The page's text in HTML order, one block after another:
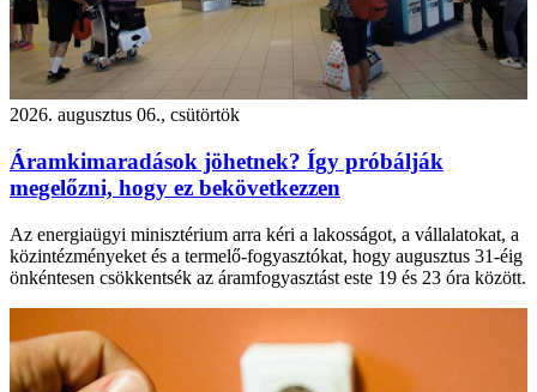
2026. augusztus 06., csütörtök
Áramkimaradások jöhetnek? Így próbálják
megelőzni, hogy ez bekövetkezzen
Az energiaügyi minisztérium arra kéri a lakosságot, a vállalatokat, a
közintézményeket és a termelő-fogyasztókat, hogy augusztus 31-éig
önkéntesen csökkentsék az áramfogyasztást este 19 és 23 óra között.